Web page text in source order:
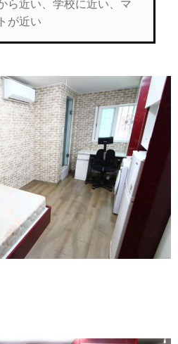
ら近い、学校に近い、マ
が近い